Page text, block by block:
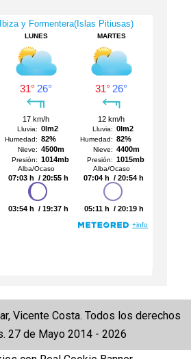
Vicente Costa. Todos los derechos
27 de Mayo 2014 - 2026